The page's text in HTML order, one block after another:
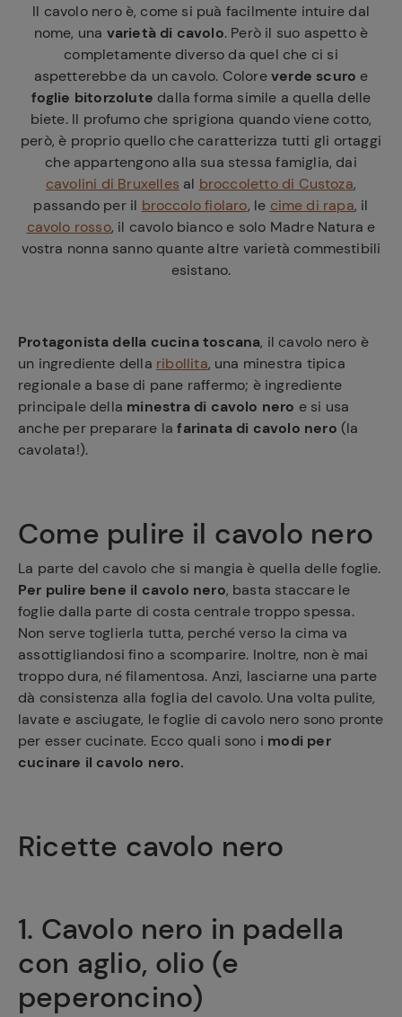
Il cavolo nero è, come si puà facilmente intuire dal
nome, una varietà di cavolo. Però il suo aspetto è
completamente diverso da quel che ci si
aspetterebbe da un cavolo. Coloreverde scuro e
foglie bitorzolute dalla forma simile a quella delle
biete. Il profumo che sprigiona quando viene cotto,
però, è proprio quello che caratterizza tutti gli ortaggi
che appartengono alla sua stessa famiglia, dai
cavolini di Bruxelles al broccoletto di Custoza,
passando per il broccolo fiolaro, le cime di rapa, il
cavolo rosso, il cavolo bianco e solo Madre Natura e
vostra nonna sanno quante altre varietà commestibili
esistano.
Protagonista della cucina toscana, il cavolo nero è
un ingrediente della ribollita, una minestra tipica
regionale a base di pane raffermo; è ingrediente
principale della minestra di cavolo nero e si usa
anche per preparare lafarinata di cavolo nero (la
cavolata!).
Come pulire il cavolo nero
La parte del cavolo che si mangia è quella delle foglie.
Per pulire bene il cavolo nero, basta staccare le
foglie dalla parte di costa centrale troppo spessa.
Non serve toglierla tutta, perché verso la cima va
assottigliandosi fino a scomparire. Inoltre, non è mai
troppo dura, né filamentosa. Anzi, lasciarne una parte
dà consistenza alla foglia del cavolo. Una volta pulite,
lavate e asciugate, le foglie di cavolo nero sono pronte
per esser cucinate. Ecco quali sono i modi per
cucinare il cavolo nero.
Ricette cavolo nero
1. Cavolo nero in padella
con aglio, olio (e
peperoncino)